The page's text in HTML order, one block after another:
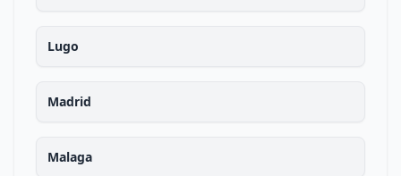
Lugo
Madrid
Malaga